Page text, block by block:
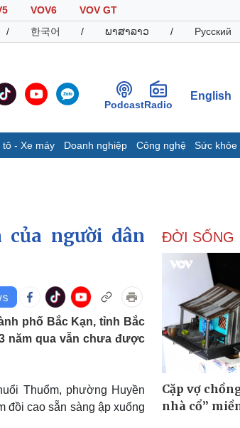
VOV6
VOV GT
/ 한국어 / ພາສາລາວ / Русский
PodcastRadio
English
tô - Xe máy Doanh nghiệp Công nghệ Sức khỏe
máy
Doanh nghiệp
Thông tin doanh nghiệp
Doanh nghiệp 24h
Doanh nhân
Du lịch
Tư vấn
của người dân
phố Bắc Kạn, tỉnh Bắc
năm qua vẫn chưa được
Thuổm, phường Huyền
đồi cao sẵn sàng ập xuống
ĐỜI SỐNG
Cặp vợ
nhà cổ”